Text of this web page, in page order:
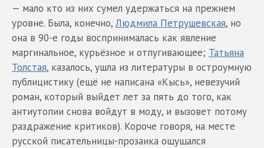
— мало кто из них сумел удержаться на прежнем
уровне. Была, конечно, Людмила Петрушевская, но
она в 90-е годы воспринималась как явление
маргинальное, курьёзное и отпугивающее; Татьяна
Толстая, казалось, ушла из литературы в остроумную
публицистику (ещё не написана «Кысь», невезучий
роман, который выйдет лет за пять до того, как
антиутопии снова войдут в моду, и вызовет потому
раздражение критиков). Короче говоря, на месте
русской писательницы-прозаика ощущался